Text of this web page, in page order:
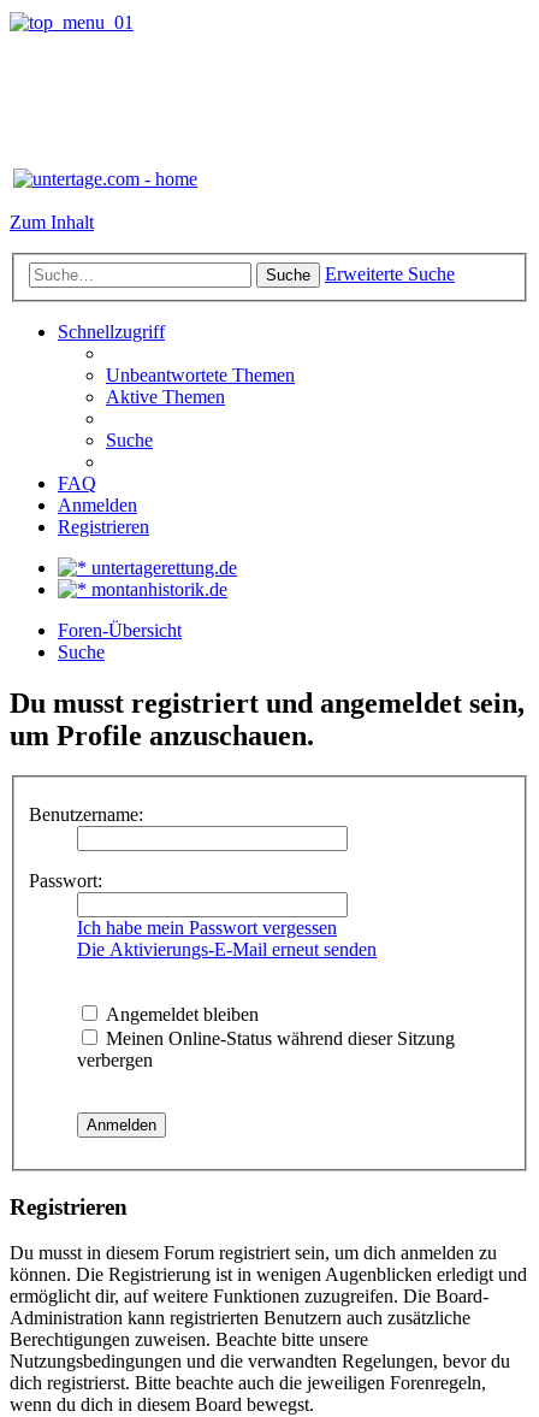
Zum Inhalt
Suche Erweiterte Suche
Schnellzugriff
Unbeantwortete Themen
Aktive Themen
Suche
FAQ
Anmelden
Registrieren
untertagerettung.de
montanhistorik.de
Foren-Übersicht
Suche
Du musst registriert und angemeldet sein,
um Profile anzuschauen.
Benutzername:
Passwort:
Ich habe mein Passwort vergessen
Die Aktivierungs-E-Mail erneut senden
Angemeldet bleiben
Meinen Online-Status während dieser Sitzung
verbergen
Registrieren
Du musst in diesem Forum registriert sein, um dich anmelden zu
können. Die Registrierung ist in wenigen Augenblicken erledigt und
ermöglicht dir, auf weitere Funktionen zuzugreifen. Die Board-
Administration kann registrierten Benutzern auch zusätzliche
Berechtigungen zuweisen. Beachte bitte unsere
Nutzungsbedingungen und die verwandten Regelungen, bevor du
dich registrierst. Bitte beachte auch die jeweiligen Forenregeln,
wenn du dich in diesem Board bewegst.